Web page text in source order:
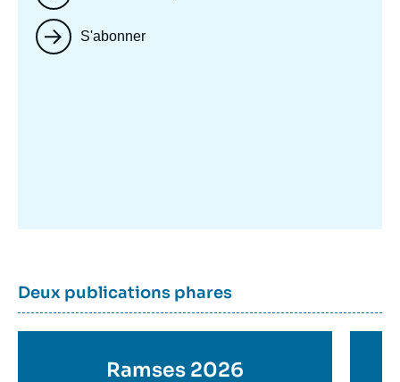
S'abonner
Dernière
parutions
Titre
container
Deux publications phares
Ramses 2026